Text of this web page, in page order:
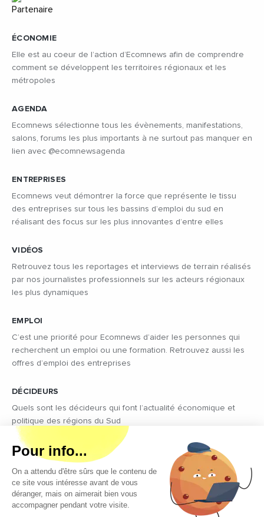
ÉCONOMIE
Elle est au coeur de l’action d’Ecomnews afin de comprendre
comment se développent les territoires régionaux et les
métropoles
AGENDA
Ecomnews sélectionne tous les évènements, manifestations,
salons, forums les plus importants à ne surtout pas manquer en
lien avec @ecomnewsagenda
ENTREPRISES
Ecomnews veut démontrer la force que représente le tissu
des entreprises sur tous les bassins d’emploi du sud en
réalisant des focus sur les plus innovantes d’entre elles
VIDÉOS
Retrouvez tous les reportages et interviews de terrain réalisés
par nos journalistes professionnels sur les acteurs régionaux
les plus dynamiques
EMPLOI
C’est une priorité pour Ecomnews d’aider les personnes qui
recherchent un emploi ou une formation. Retrouvez aussi les
offres d’emploi des entreprises
DÉCIDEURS
Quels sont les décideurs qui font l’actualité économique et
politique des régions du Sud
Copyright © 2026 - Tous droits réservés